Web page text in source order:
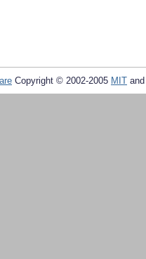
Copyright © 2002-2005 MIT